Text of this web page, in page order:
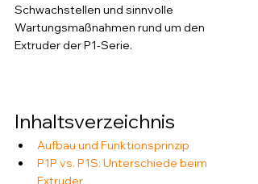
Schwachstellen und sinnvolle
Wartungsmaßnahmen rund um den
Extruder der P1-Serie.
Inhaltsverzeichnis
Aufbau und Funktionsprinzip
P1P vs. P1S: Unterschiede beim
Extruder